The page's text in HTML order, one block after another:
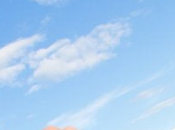
搜尋景點
好康優惠